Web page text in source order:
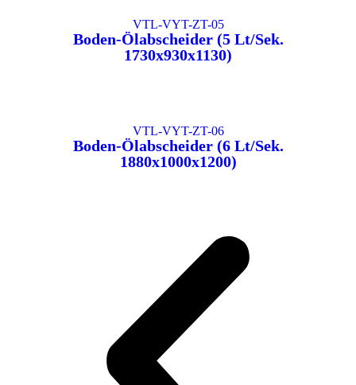
VTL-VYT-ZT-05
Boden-Ölabscheider (5 Lt/Sek.
1730x930x1130)
VTL-VYT-ZT-06
Boden-Ölabscheider (6 Lt/Sek.
1880x1000x1200)